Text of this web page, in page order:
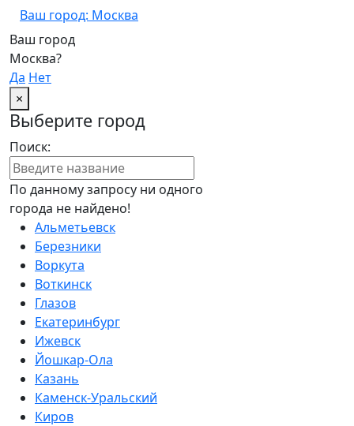
Ваш город: Москва
Ваш город
Москва?
Да Нет
×
Выберите город
Поиск:
По данному запросу ни одного
города не найдено!
Альметьевск
Березники
Воркута
Воткинск
Глазов
Екатеринбург
Ижевск
Йошкар-Ола
Казань
Каменск-Уральский
Киров